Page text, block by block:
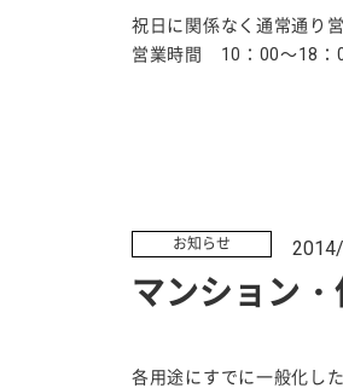
祝日に関係なく通常通り
営業時間 10：00～18：
お知らせ
マンション
各用途にすでに一般化し